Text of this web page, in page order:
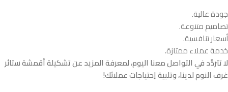
جودة عالية.
تصاميم متنوعة.
أسعار تنافسية.
خدمة عملاء ممتازة.
لا تتردَّد في التواصل معنا اليوم، لمعرفة المزيد عن تشكيلة أقمشة ستائر
غرف النوم لدينا، وتلبية اِحتياجات عملائك!